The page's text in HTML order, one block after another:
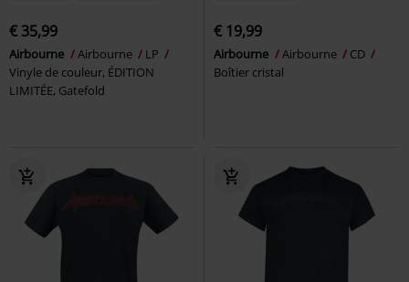
€ 35,99
Airbourne Airbourne
LP
Vinyle de couleur, ÉDITION
LIMITÉE, Gatefold
€ 19,99
Airbourne Airbourne
CD
Boîtier cristal